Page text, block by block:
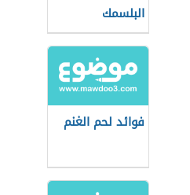
البلسمك
فوائد لحم الغنم